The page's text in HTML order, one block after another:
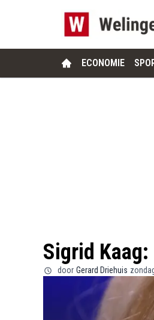
ECONOMIE
Sigrid Kaag:
door Gerard Driehuis